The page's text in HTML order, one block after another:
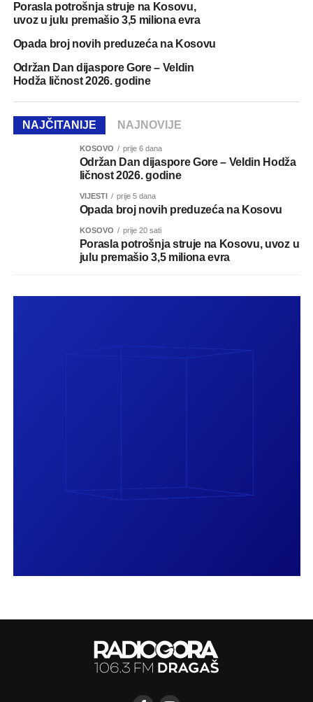
Porasla potrošnja struje na Kosovu,
uvoz u julu premašio 3,5 miliona evra
Opada broj novih preduzeća na Kosovu
Održan Dan dijaspore Gore – Veldin
Hodža ličnost 2026. godine
NAJČITANIJE NAJNOVIJE
KOSOVO prije 6 dana
Održan Dan dijaspore Gore – Veldin Hodža
ličnost 2026. godine
VIJESTI prije 5 dana
Opada broj novih preduzeća na Kosovu
KOSOVO prije 20 sati
Porasla potrošnja struje na Kosovu, uvoz u
julu premašio 3,5 miliona evra